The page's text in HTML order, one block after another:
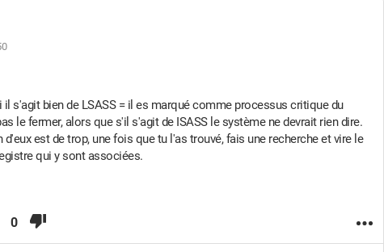
il s'agit bien de LSASS = il es marqué comme processus critique du
le fermer, alors que s'il s'agit de ISASS le système ne devrait rien dire.
d'eux est de trop, une fois que tu l'as trouvé, fais une recherche et vire le
qui y sont associées.
0